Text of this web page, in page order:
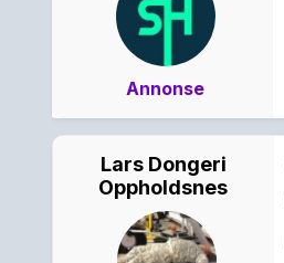
Annonse
Lars Dongeri
Oppholdsnes